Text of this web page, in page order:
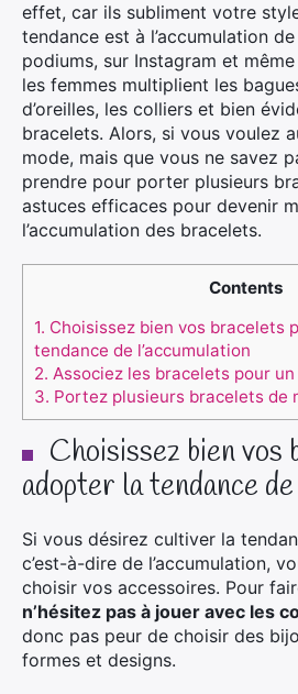
effet, car ils subliment votre
tendance est à l’accumulation
podiums, sur Instagram et
les femmes multiplient les
d’oreilles, les colliers et bien
bracelets. Alors, si vous voulez
mode, mais que vous ne savez
prendre pour porter plusieurs
astuces efficaces pour devenir
l’accumulation des bracelets.
Contents
1. Choisissez bien vos bracelets
tendance de l’accumulation
2. Associez les bracelets pour
3. Portez plusieurs bracelets de
Choisissez bien vos
adopter la tendance de
Si vous désirez cultiver la
c’est-à-dire de l’accumulation,
choisir vos accessoires. Pour
n’hésitez pas à jouer avec les
donc pas peur de choisir des
formes et designs.